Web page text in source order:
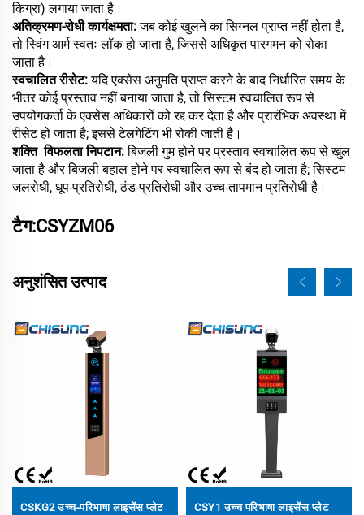
किग्रा) लगाया जाता है।
अतिक्रमण-रोधी कार्यक्षमता:जब कोई खुलने का सिग्नल प्राप्त नहीं होता है,
तो स्विंग आर्म स्वतः लॉक हो जाता है, जिससे अधिकृत पारगमन को रोका
जाता है।
स्वचालित रीसेट:यदि एक्सेस अनुमति प्राप्त करने के बाद निर्धारित समय के
भीतर कोई प्रस्ताव नहीं बनाया जाता है, तो सिस्टम स्वचालित रूप से
उपयोगकर्ता के एक्सेस अधिकारों को रद्द कर देता है और प्रारंभिक अवस्था में
रीसेट हो जाता है; इससे टेलगेटिंग भी रोकी जाती है।
शक्ति विफलता निपटान:बिजली गुम होने पर प्रस्ताव स्वचालित रूप से खुल
जाता है और बिजली बहाल होने पर स्वचालित रूप से बंद हो जाता है; सिस्टम
जलरोधी, धूप-प्रतिरोधी, ठंड-प्रतिरोधी और उच्च-तापमान प्रतिरोधी है।
टैग:CSYZM06
अनुशंसित उत्पाद
CSKG2 उच्च-परिभाषा लाइसेंस प्लेट
CSY1 उच्च परिभाषा लाइसेंस प्लेट